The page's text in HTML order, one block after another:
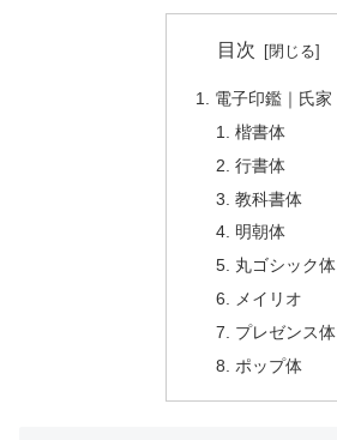
目次
電子印鑑｜氏家
楷書体
行書体
教科書体
明朝体
丸ゴシック体
メイリオ
プレゼンス体
ポップ体